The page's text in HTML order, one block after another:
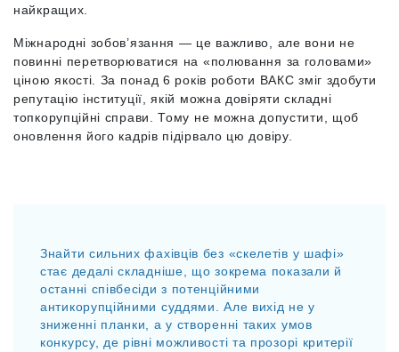
найкращих.
Міжнародні зобов’язання — це важливо, але вони не
повинні перетворюватися на «полювання за головами»
ціною якості. За понад 6 років роботи ВАКС зміг здобути
репутацію інституції, якій можна довіряти складні
топкорупційні справи. Тому не можна допустити, щоб
оновлення його кадрів підірвало цю довіру.
Знайти сильних фахівців без «скелетів у шафі»
стає дедалі складніше, що зокрема показали й
останні співбесіди з потенційними
антикорупційними суддями. Але вихід не у
зниженні планки, а у створенні таких умов
конкурсу, де рівні можливості та прозорі критерії